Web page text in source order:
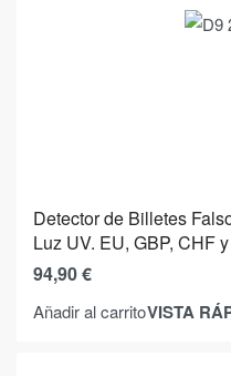
Detector de Billetes
Luz UV. EU, GBP, CHF
94,90€
Añadir al carritoVISTA